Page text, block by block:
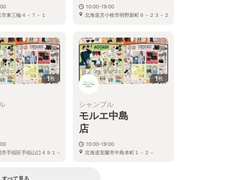
東三輪４－７－１
10:00-19:00
北海道苫小牧市明野新町６－２３－２
1枚
手稲区手稲山口４９１－
1枚
シャンブル
モルエ中島
店
10:00-19:00
北海道室蘭市中島本町１－２－
すべて見る